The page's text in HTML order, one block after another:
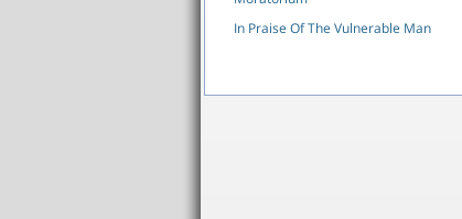
In Praise Of The Vulnerable Man